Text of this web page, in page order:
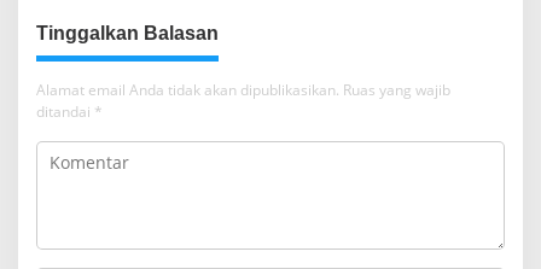
Tinggalkan Balasan
Alamat email Anda tidak akan dipublikasikan. Ruas yang wajib
ditandai *